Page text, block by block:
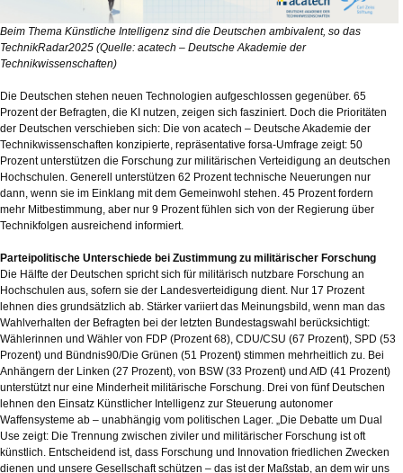
Beim Thema Künstliche Intelligenz sind die Deutschen ambivalent, so das
TechnikRadar2025 (Quelle: acatech – Deutsche Akademie der
Technikwissenschaften)
Die Deutschen stehen neuen Technologien aufgeschlossen gegenüber. 65
Prozent der Befragten, die KI nutzen, zeigen sich fasziniert. Doch die Prioritäten
der Deutschen verschieben sich: Die von acatech – Deutsche Akademie der
Technikwissenschaften konzipierte, repräsentative forsa-Umfrage zeigt: 50
Prozent unterstützen die Forschung zur militärischen Verteidigung an deutschen
Hochschulen. Generell unterstützen 62 Prozent technische Neuerungen nur
dann, wenn sie im Einklang mit dem Gemeinwohl stehen. 45 Prozent fordern
mehr Mitbestimmung, aber nur 9 Prozent fühlen sich von der Regierung über
Technikfolgen ausreichend informiert.
Parteipolitische Unterschiede bei Zustimmung zu militärischer Forschung
Die Hälfte der Deutschen spricht sich für militärisch nutzbare Forschung an
Hochschulen aus, sofern sie der Landesverteidigung dient. Nur 17 Prozent
lehnen dies grundsätzlich ab. Stärker variiert das Meinungsbild, wenn man das
Wahlverhalten der Befragten bei der letzten Bundestagswahl berücksichtigt:
Wählerinnen und Wähler von FDP (Prozent 68), CDU/CSU (67 Prozent), SPD (53
Prozent) und Bündnis90/Die Grünen (51 Prozent) stimmen mehrheitlich zu. Bei
Anhängern der Linken (27 Prozent), von BSW (33 Prozent) und AfD (41 Prozent)
unterstützt nur eine Minderheit militärische Forschung. Drei von fünf Deutschen
lehnen den Einsatz Künstlicher Intelligenz zur Steuerung autonomer
Waffensysteme ab – unabhängig vom politischen Lager. „Die Debatte um Dual
Use zeigt: Die Trennung zwischen ziviler und militärischer Forschung ist oft
künstlich. Entscheidend ist, dass Forschung und Innovation friedlichen Zwecken
dienen und unsere Gesellschaft schützen – das ist der Maßstab, an dem wir uns